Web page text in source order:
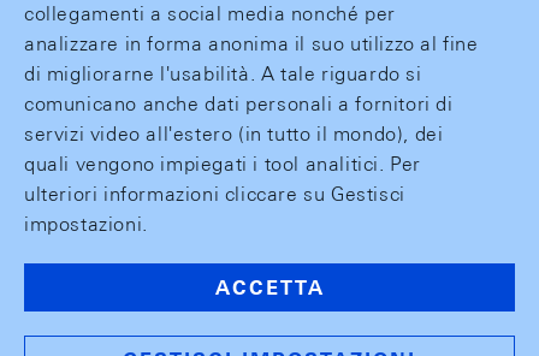
collegamenti a social media nonché per
analizzare in forma anonima il suo utilizzo al fine
di migliorarne l'usabilità. A tale riguardo si
comunicano anche dati personali a fornitori di
servizi video all'estero (in tutto il mondo), dei
quali vengono impiegati i tool analitici. Per
ulteriori informazioni cliccare su Gestisci
impostazioni.
ACCETTA